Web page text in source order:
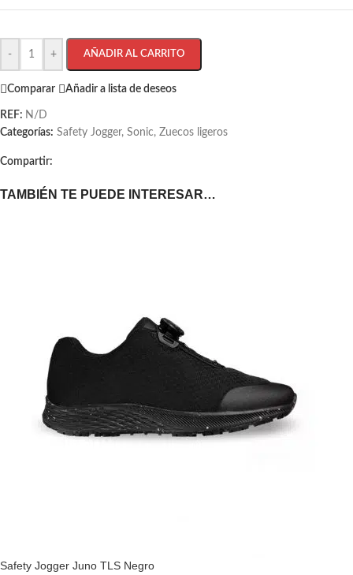
TAMBIÉN TE PUEDE INTERESAR…
Safety Jogger Juno TLS Negro
- + AÑADIR AL CARRITO
Comparar Añadir a lista de deseos
REF: N/D
Categorías: Safety Jogger, Sonic, Zuecos ligeros
Compartir: